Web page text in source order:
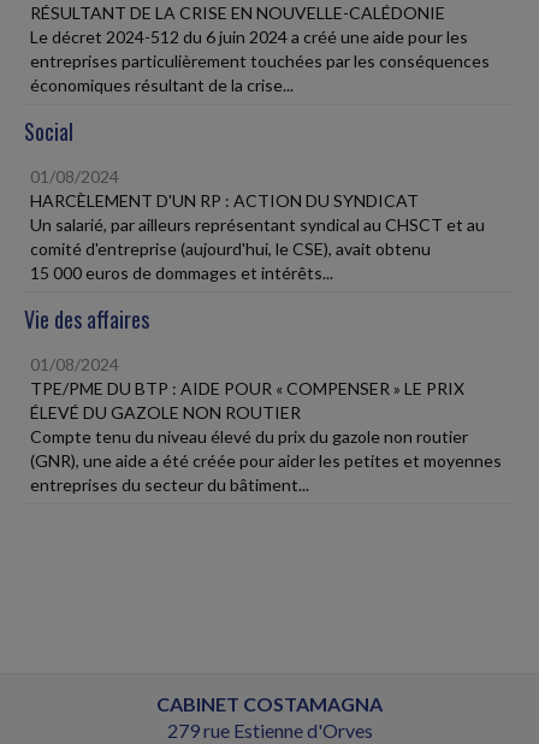
RÉSULTANT DE LA CRISE EN NOUVELLE-CALÉDONIE
Le décret 2024-512 du 6 juin 2024 a créé une aide pour les
entreprises particulièrement touchées par les conséquences
économiques résultant de la crise...
Social
01/08/2024
HARCÈLEMENT D'UN RP : ACTION DU SYNDICAT
Un salarié, par ailleurs représentant syndical au CHSCT et au
comité d'entreprise (aujourd'hui, le CSE), avait obtenu
15 000 euros de dommages et intérêts...
Vie des affaires
01/08/2024
TPE/PME DU BTP : AIDE POUR « COMPENSER » LE PRIX
ÉLEVÉ DU GAZOLE NON ROUTIER
Compte tenu du niveau élevé du prix du gazole non routier
(GNR), une aide a été créée pour aider les petites et moyennes
entreprises du secteur du bâtiment...
CABINET COSTAMAGNA
279 rue Estienne d'Orves